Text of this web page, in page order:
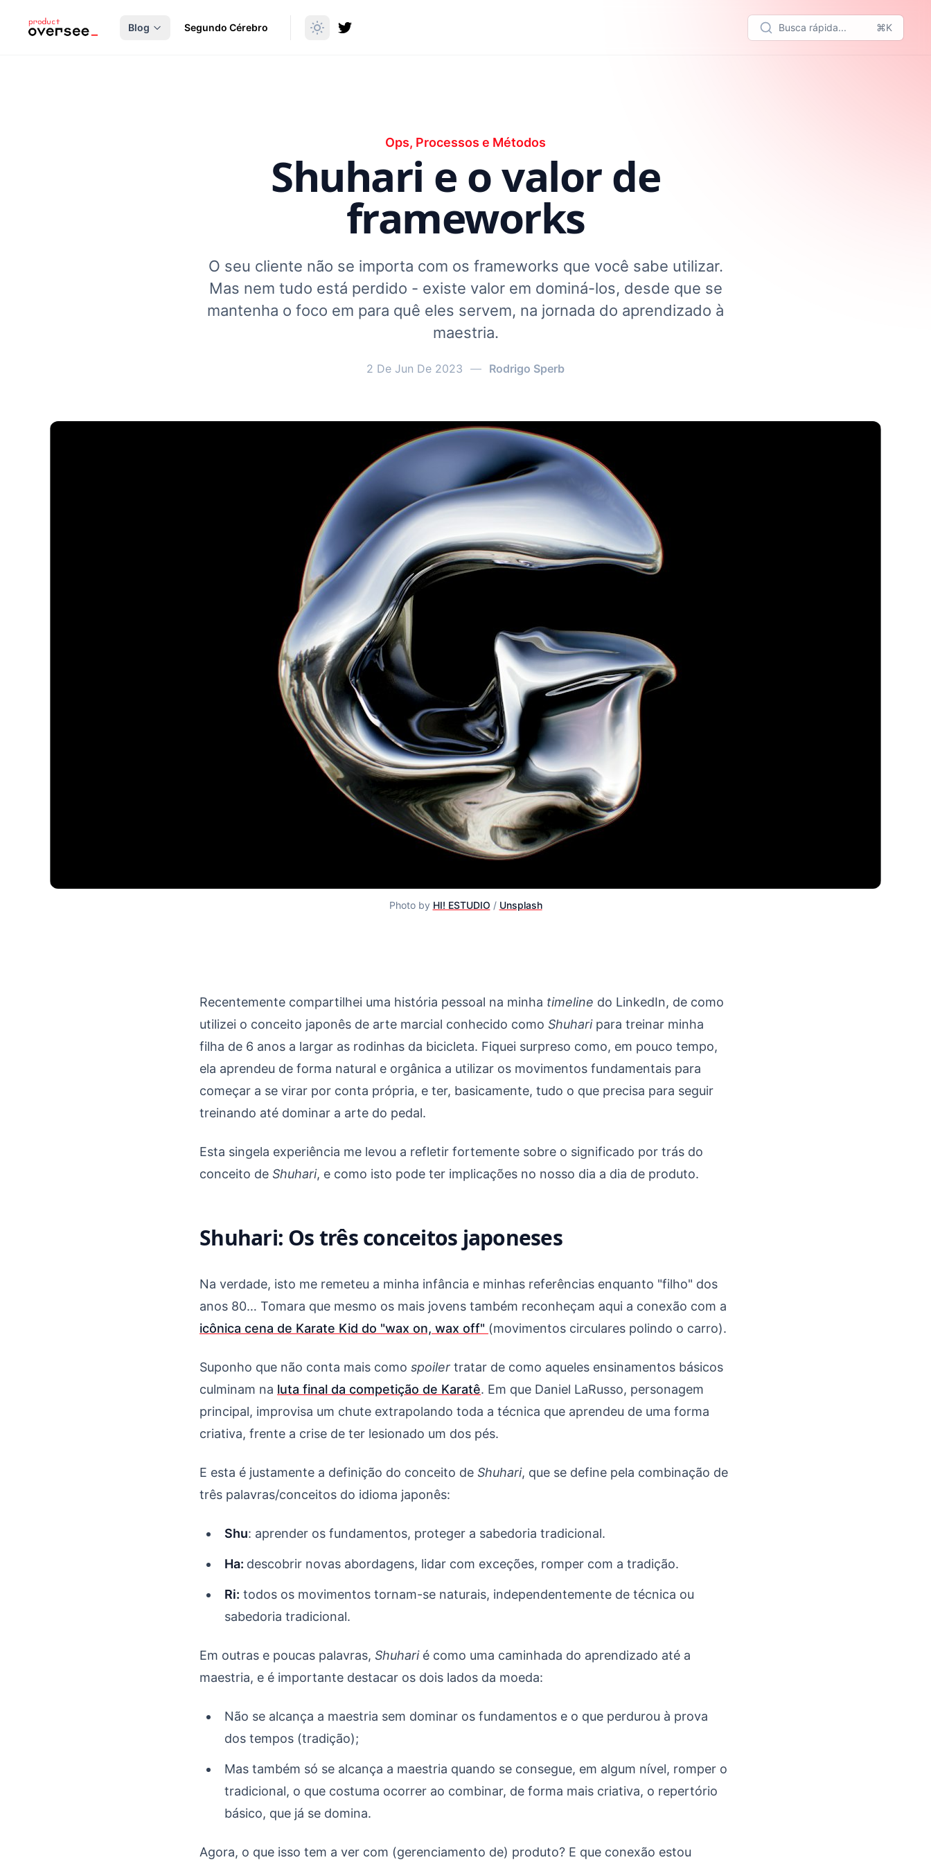
principal
Blog
Segundo Cérebro Busca rápida... ⌘K
Ops, Processos e Métodos
Shuhari e o valor de
frameworks
O seu cliente não se importa com os frameworks que você sabe utilizar.
Mas nem tudo está perdido - existe valor em dominá-los, desde que se
mantenha o foco em para quê eles servem, na jornada do aprendizado à
maestria.
2 De Jun De 2023 — Rodrigo Sperb
Photo by HI! ESTUDIO / Unsplash
Shuhari e o valor de frameworks
Recentemente compartilhei uma história pessoal na minha timeline do LinkedIn, de como
utilizei o conceito japonês de arte marcial conhecido como Shuharipara treinar minha
filha de 6 anos a largar as rodinhas da bicicleta. Fiquei surpreso como, em pouco tempo,
ela aprendeu de forma natural e orgânica a utilizar os movimentos fundamentais para
começar a se virar por conta própria, e ter, basicamente, tudo o que precisa para seguir
treinando até dominar a arte do pedal.
Esta singela experiência me levou a refletir fortemente sobre o significado por trás do
conceito de Shuhari, e como isto pode ter implicações no nosso dia a dia de produto.
Shuhari: Os três conceitos japoneses
Na verdade, isto me remeteu a minha infância e minhas referências enquanto "filho" dos
anos 80… Tomara que mesmo os mais jovens também reconheçam aqui a conexão com a
icônica cena de Karate Kid do "wax on, wax off" (movimentos circulares polindo o carro).
Suponho que não conta mais como spoiler tratar de como aqueles ensinamentos básicos
culminam na luta final da competição de Karatê. Em que Daniel LaRusso, personagem
principal, improvisa um chute extrapolando toda a técnica que aprendeu de uma forma
criativa, frente a crise de ter lesionado um dos pés.
E esta é justamente a definição do conceito de Shuhari, que se define pela combinação de
três palavras/conceitos do idioma japonês:
Shu: aprender os fundamentos, proteger a sabedoria tradicional.
Ha: descobrir novas abordagens, lidar com exceções, romper com a tradição.
Ri: todos os movimentos tornam-se naturais, independentemente de técnica ou
sabedoria tradicional.
Em outras e poucas palavras, Shuharié como uma caminhada do aprendizado até a
maestria, e é importante destacar os dois lados da moeda:
Não se alcança a maestria sem dominar os fundamentos e o que perdurou à prova
dos tempos (tradição);
Mas também só se alcança a maestria quando se consegue, em algum nível, romper o
tradicional, o que costuma ocorrer ao combinar, de forma mais criativa, o repertório
básico, que já se domina.
Agora, o que isso tem a ver com (gerenciamento de) produto? E que conexão estou